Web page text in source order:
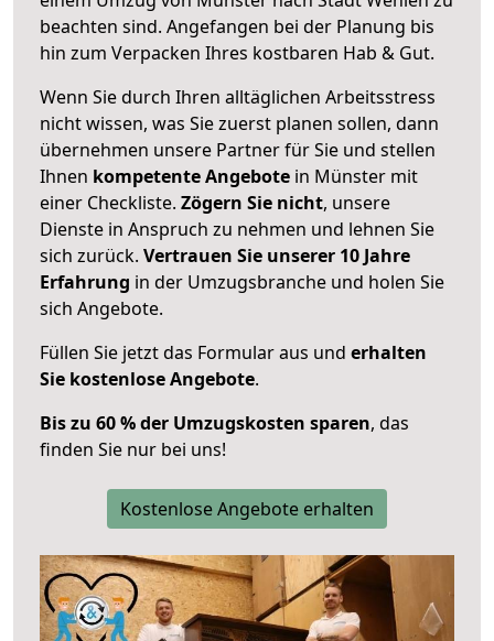
beachten sind. Angefangen bei der Planung bis
hin zum Verpacken Ihres kostbaren Hab & Gut.
Wenn Sie durch Ihren alltäglichen Arbeitsstress
nicht wissen, was Sie zuerst planen sollen, dann
übernehmen unsere Partner für Sie und stellen
Ihnen kompetente Angebote in Münster mit
einer Checkliste. Zögern Sie nicht, unsere
Dienste in Anspruch zu nehmen und lehnen Sie
sich zurück. Vertrauen Sie unserer 10 Jahre
Erfahrung in der Umzugsbranche und holen Sie
sich Angebote.
Füllen Sie jetzt das Formular aus und erhalten
Sie kostenlose Angebote.
Bis zu 60 % der Umzugskosten sparen, das
finden Sie nur bei uns!
Kostenlose Angebote erhalten